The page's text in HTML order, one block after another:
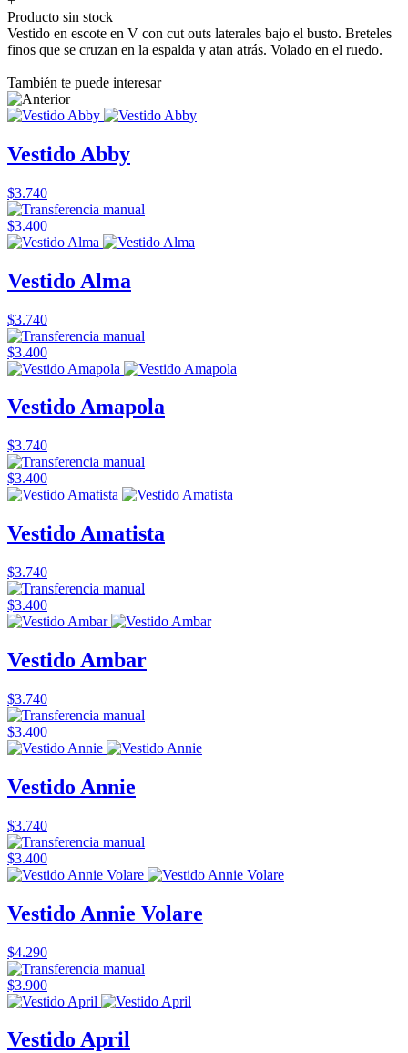
Producto sin stock
Vestido en escote en V con cut outs laterales bajo el busto. Breteles
finos que se cruzan en la espalda y atan atrás. Volado en el ruedo.
También te puede interesar
Vestido Abby
$3.740
$3.400
Vestido Alma
$3.740
$3.400
Vestido Amapola
$3.740
$3.400
Vestido Amatista
$3.740
$3.400
Vestido Ambar
$3.740
$3.400
Vestido Annie
$3.740
$3.400
Vestido Annie Volare
$4.290
$3.900
Vestido April